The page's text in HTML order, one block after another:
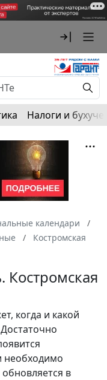
Налоги и
календари
Костромская
Костромская
когда и какой
необходимо
в